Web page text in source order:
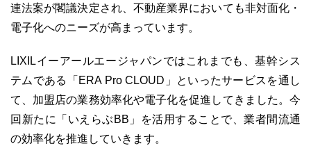
連法案が閣議決定され、不動産業界においても非対面化・
電子化へのニーズが高まっています。
LIXILイーアールエージャパンではこれまでも、基幹シス
テムである「ERA Pro CLOUD」といったサービスを通し
て、加盟店の業務効率化や電子化を促進してきました。今
回新たに「いえらぶBB」を活用することで、業者間流通
の効率化を推進していきます。